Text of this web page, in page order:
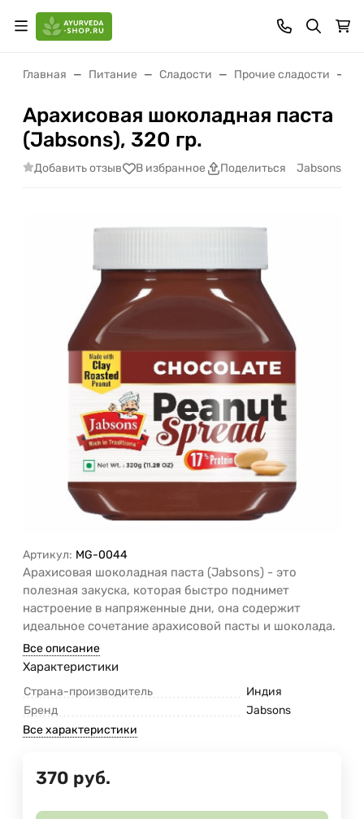
Главная Питание Сладости Прочие сладости
Арахисовая шоколадная паста
(Jabsons), 320 гр.
Добавить отзыв В избранное Поделиться Jabsons
Артикул: MG-0044
Арахисовая шоколадная паста (Jabsons) - это
полезная закуска, которая быстро поднимет
настроение в напряженные дни, она содержит
идеальное сочетание арахисовой пасты и шоколада.
Все описание
Характеристики
Страна-производитель
Индия
Бренд
Jabsons
Все характеристики
370 руб.